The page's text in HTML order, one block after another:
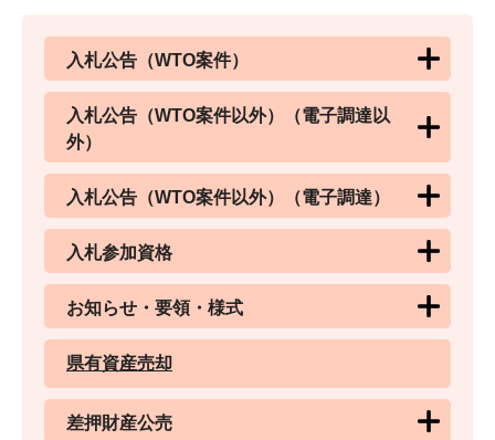
入札公告（WTO案件）
入札公告（WTO案件以外）（電子調達以
外）
入札公告（WTO案件以外）（電子調達）
入札参加資格
お知らせ・要領・様式
県有資産売却
差押財産公売